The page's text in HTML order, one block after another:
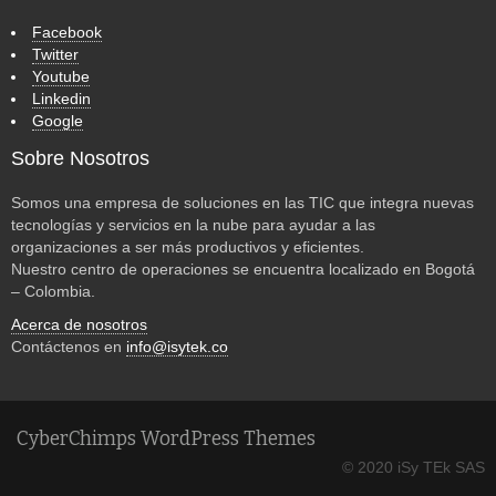
Facebook
Twitter
Youtube
Linkedin
Google
Sobre Nosotros
Somos una empresa de soluciones en las TIC que integra nuevas
tecnologías y servicios en la nube para ayudar a las
organizaciones a ser más productivos y eficientes.
Nuestro centro de operaciones se encuentra localizado en Bogotá
– Colombia.
Acerca de nosotros
Contáctenos en info@isytek.co
CyberChimps WordPress Themes
© 2020 iSy TEk SAS